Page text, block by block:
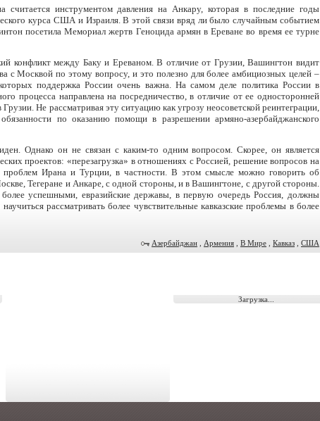
инструментом давления на Анкару, которая в последние годы
курса США и Израиля. В этой связи вряд ли было случайным событием
посетила Мемориал жертв Геноцида армян в Ереване во время ее турне
конфликт между Баку и Ереваном. В отличие от Грузии, Вашингтон видит
с Москвой по этому вопросу, и это полезно для более амбициозных целей –
поддержка России очень важна. На самом деле политика России в
процесса направлена на посредничество, в отличие от ее односторонней
Не рассматривая эту ситуацию как угрозу неосоветской реинтеграции,
по оказанию помощи в разрешении армяно-азербайджанского
Однако он не связан с каким-то одним вопросом. Скорее, он является
проектов: «перезагрузка» в отношениях с Россией, решение вопросов на
Ирана и Турции, в частности. В этом смысле можно говорить об
Тегеране и Анкаре, с одной стороны, и в Вашингтоне, с другой стороны.
успешными, евразийские державы, в первую очередь Россия, должны
рассматривать более чувствительные кавказские проблемы в более
Азербайджан Армения В Мире Кавказ США
Загрузка...